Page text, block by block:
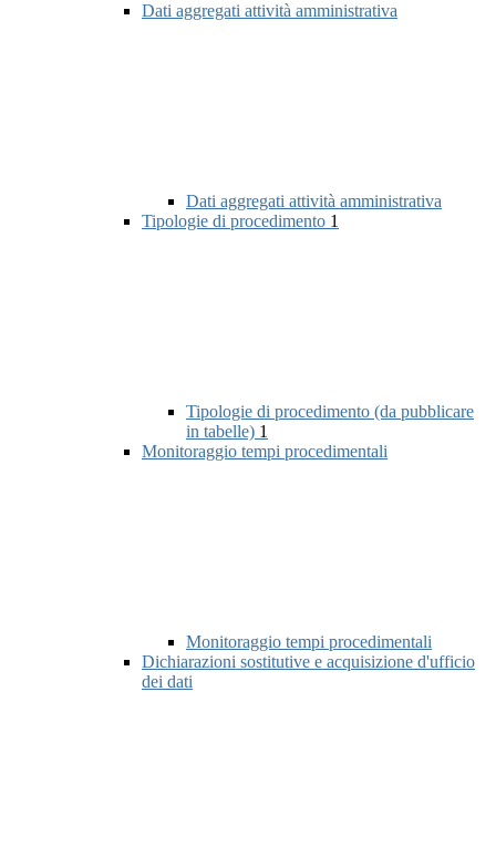
Dati aggregati attività amministrativa
Dati aggregati attività amministrativa
Tipologie di procedimento 1
Tipologie di procedimento (da pubblicare
in tabelle) 1
Monitoraggio tempi procedimentali
Monitoraggio tempi procedimentali
Dichiarazioni sostitutive e acquisizione d'ufficio
dei dati